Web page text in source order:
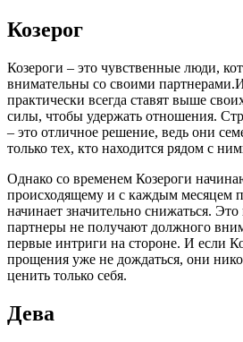
Козерог
Козероги – это чувственные люди,
внимательны со своими
практически всегда ставят выше
силы, чтобы удержать отношения.
– это отличное решение, ведь они
только тех, кто находится рядом с
Однако со временем Козероги
происходящему и с каждым месяцем
начинает значительно снижаться.
партнеры не получают должного
первые интриги на стороне. И если
прощения уже не дождаться, они
ценить только себя.
Дева